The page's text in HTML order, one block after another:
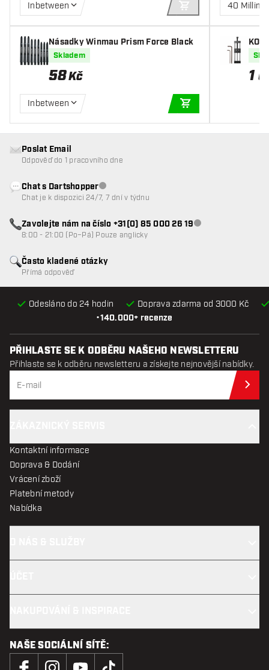
Inbetween
PŘIDAT DO KOŠÍKU
Násadky Winmau Prism Force Black
Skladem
58Kč
Inbetween
40
inter
1
•140.000+ recenze
Odesláno do 24 hodin Doprava zdarma od 3000 Kč
Často kladené otázky
Přímá odpověď
Poslat Email
Odpověď do 1 pracovního dne
Chat s DartshopperZákaznický servis nedostupný
Chat je k dispozici 24/7, 7 dní v týdnu
Zavolejte nám na číslo +31(0) 85 000 26 19Zákaznický servis
8:00 - 21:00 (Po–Pá) Pouze anglicky
PŘIHLASTE SE K ODBĚRU NAŠEHO NEWSLETTERU
Přihlaste se k odběru newsletteru a získejte nejnovější nabídky.
Kontaktní informace
Doprava & Dodání
Vrácení zboží
Platební metody
Nabídka
NAŠE SOCIÁLNÍ SÍTĚ: